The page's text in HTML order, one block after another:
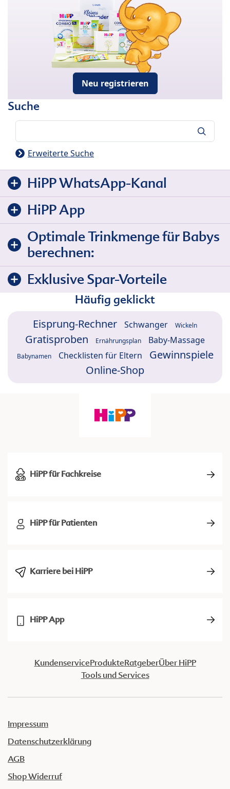
Neu registrieren
Suche
Erweiterte Suche
HiPP WhatsApp-Kanal
HiPP App
Optimale Trinkmenge für Babys
berechnen:
Exklusive Spar-Vorteile
Häufig geklickt
Eisprung-Rechner Schwanger Wickeln
Gratisproben Ernährungsplan Baby-Massage
Babynamen Checklisten für Eltern
Gewinnspiele
Online-Shop
HiPP für Fachkreise
HiPP für Patienten
Karriere bei HiPP
HiPP App
KundenserviceProdukteRatgeberÜber HiPP
Tools und Services
Impressum
Datenschutzerklärung
AGB
Shop Widerruf